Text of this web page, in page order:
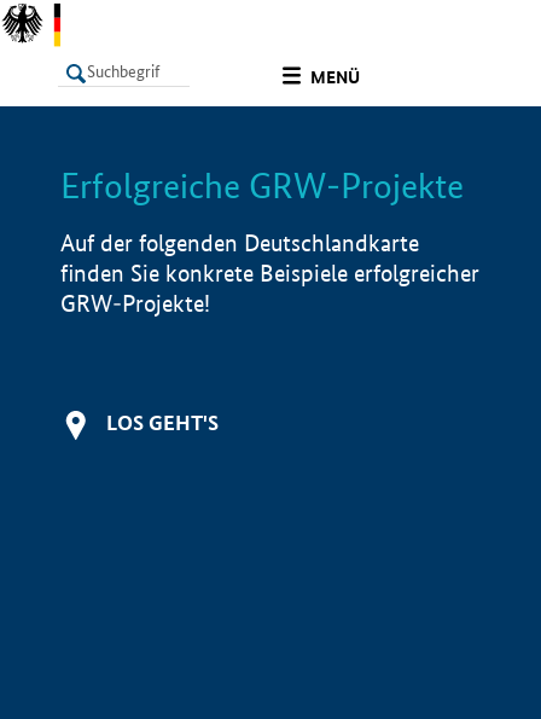
MENÜ
LISTE Info
Erfolgreiche GRW-Projekte
Auf der folgenden Deutschlandkarte
finden Sie konkrete Beispiele erfolgreicher
GRW-Projekte!
LOS GEHT'S